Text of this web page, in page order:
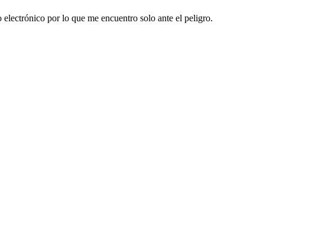
por lo que me encuentro solo ante el peligro.